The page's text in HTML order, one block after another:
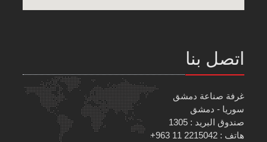
اتصل بنا
غرفة صناعة دمشق
سوريا - دمشق
صندوق البريد : 1305
هاتف : 2215042 11 963+